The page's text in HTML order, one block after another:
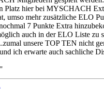
Platz hier bei MYSCHACH
umso mehr zusätzliche ELO
7 Punkte Extra
auch in der ELO Liste zu
unsere TOP TEN nicht
ich erwarte auch sachliche